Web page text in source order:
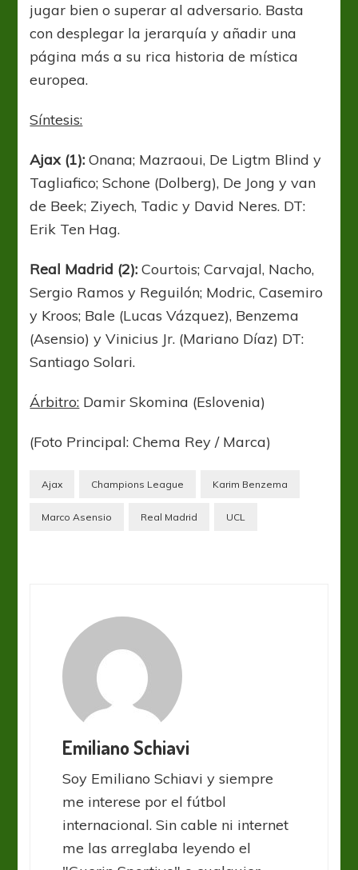
jugar bien o superar al adversario. Basta
con desplegar la jerarquía y añadir una
página más a su rica historia de mística
europea.
Síntesis:
Ajax (1): Onana; Mazraoui, De Ligtm Blind y
Tagliafico; Schone (Dolberg), De Jong y van
de Beek; Ziyech, Tadic y David Neres. DT:
Erik Ten Hag.
Real Madrid (2): Courtois; Carvajal, Nacho,
Sergio Ramos y Reguilón; Modric, Casemiro
y Kroos; Bale (Lucas Vázquez), Benzema
(Asensio) y Vinicius Jr. (Mariano Díaz) DT:
Santiago Solari.
Árbitro: Damir Skomina (Eslovenia)
(Foto Principal: Chema Rey / Marca)
Ajax Champions League Karim Benzema
Marco Asensio Real Madrid UCL
Emiliano Schiavi
Soy Emiliano Schiavi y siempre
me interese por el fútbol
internacional. Sin cable ni internet
me las arreglaba leyendo el